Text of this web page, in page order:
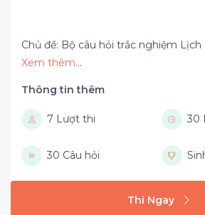
Chủ đề: Bộ câu hỏi trắc nghiệm
Xem thêm...
Thông tin thêm
7 Lượt thi 30
30 Câu hỏi
Thi Ngay